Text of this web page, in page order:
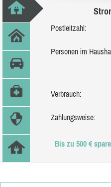
Postleitzahl:
Personen im
Verbrauch:
Zahlungsweise:
Bis zu 500 €